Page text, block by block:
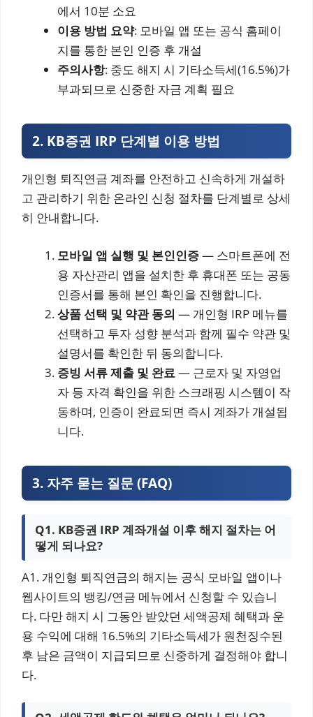
에서 10분 소요
이용 방법 요약: 모바일 앱 또는 공식 홈페이
지를 통한 본인 인증 후 개설
주의사항: 중도 해지 시 기타소득세(16.5%)가
부과되므로 신중한 자금 계획 필요
2. KB증권 IRP 단계별 이용 방법
개인형 퇴직연금 계좌를 안전하고 신속하게 개설하
고 관리하기 위한 온라인 신청 절차를 단계별로 상세
히 안내합니다.
모바일 앱 실행 및 본인인증— 스마트폰에 전
용 자산관리 앱을 설치한 후 휴대폰 또는 공동
인증서를 통해 본인 확인을 진행합니다.
상품 선택 및 약관 동의 — 개인형 IRP 메뉴를
선택하고 투자 성향 분석과 함께 필수 약관 및
설명서를 확인한 뒤 동의합니다.
증빙 서류 제출 및 완료 — 근로자 및 자영업
자 등 자격 확인을 위한 스크래핑 시스템이 작
동하며, 인증이 완료되면 즉시 계좌가 개설됩
니다.
3. 자주 묻는 질문 (FAQ)
Q1. KB증권 IRP 계좌개설 이후 해지 절차는 어
떻게 되나요?
A1. 개인형 퇴직연금의 해지는 공식 모바일 앱이나
웹사이트의 뱅킹/연금 메뉴에서 신청할 수 있습니
다. 다만 해지 시 그동안 받았던 세액공제 혜택과 운
용 수익에 대해 16.5%의 기타소득세가 원천징수된
후 남은 금액이 지급되므로 신중하게 결정해야 합니
다.